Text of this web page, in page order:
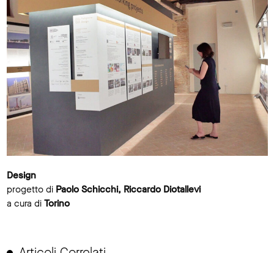
Design
progetto di Paolo Schicchi, Riccardo Diotallevi
a cura di Torino